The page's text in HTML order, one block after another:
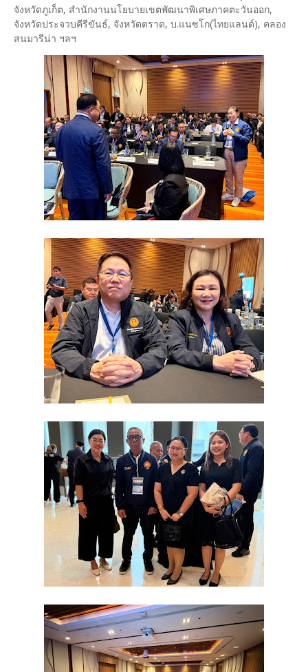
จังหวัดภูเก็ต, สำนักงานนโยบายเขตพัฒนาพิเศษภาคตะวันออก,
จังหวัดประจวบคีรีขันธ์, จังหวัดตราด, บ.แนซโก(ไทยแลนด์), คลอง
สนมารีน่า ฯลฯ